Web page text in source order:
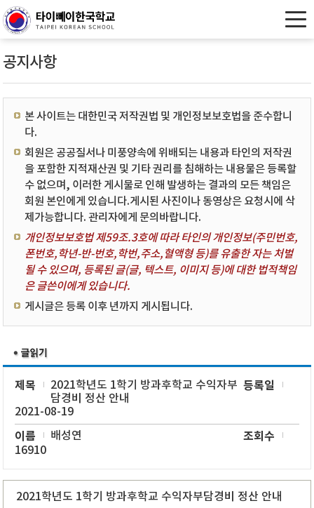
공지사항
본 사이트는 대한민국 저작권법 및 개인정보보호법을 준수합니
다.
회원은 공공질서나 미풍양속에 위배되는 내용과 타인의 저작권
을 포함한 지적재산권 및 기타 권리를 침해하는 내용물은 등록할
수 없으며, 이러한 게시물로 인해 발생하는 결과의 모든 책임은
회원 본인에게 있습니다.게시된 사진이나 동영상은 요청시에 삭
제가능합니다. 관리자에게 문의바랍니다.
개인정보보호법 제59조.3호에 따라 타인의 개인정보(주민번호,
폰번호,학년-반-번호,학번,주소,혈액형 등)를 유출한 자는 처벌
될 수 있으며, 등록된 글(글, 텍스트, 이미지 등)에 대한 법적책임
은 글쓴이에게 있습니다.
게시글은 등록 이후 년까지 게시됩니다.
제목
2021학년도 1학기 방과후학교 수익자부
담경비 정산 안내
등록일
2021-08-19
이름 배성연 조회수
16910
2021학년도 1학기 방과후학교 수익자부담경비 정산 안내